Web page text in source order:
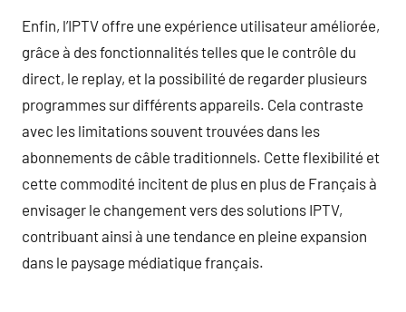
Enfin, l’IPTV offre une expérience utilisateur améliorée,
grâce à des fonctionnalités telles que le contrôle du
direct, le replay, et la possibilité de regarder plusieurs
programmes sur différents appareils. Cela contraste
avec les limitations souvent trouvées dans les
abonnements de câble traditionnels. Cette flexibilité et
cette commodité incitent de plus en plus de Français à
envisager le changement vers des solutions IPTV,
contribuant ainsi à une tendance en pleine expansion
dans le paysage médiatique français.